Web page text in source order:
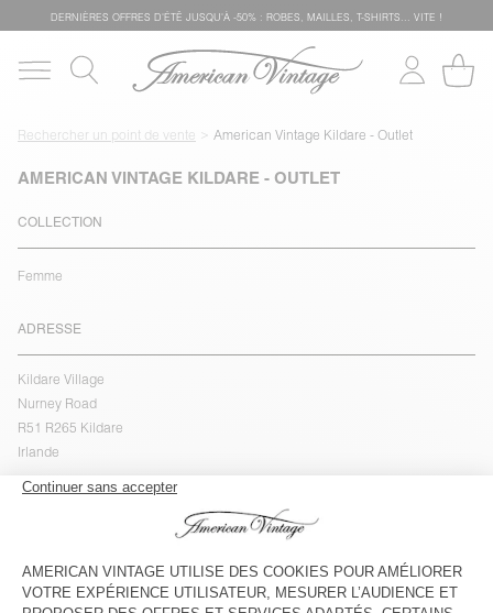
DERNIÈRES OFFRES D'ÉTÊ JUSQU'À -50% : ROBES, MAILLES, T-SHIRTS... VITE !
Rechercher un point de vente American Vintage Kildare - Outlet
AMERICAN VINTAGE KILDARE - OUTLET
COLLECTION
Femme
ADRESSE
Kildare Village
Nurney Road
R51 R265 Kildare
Irlande
Lundi
10:00 - 19:00